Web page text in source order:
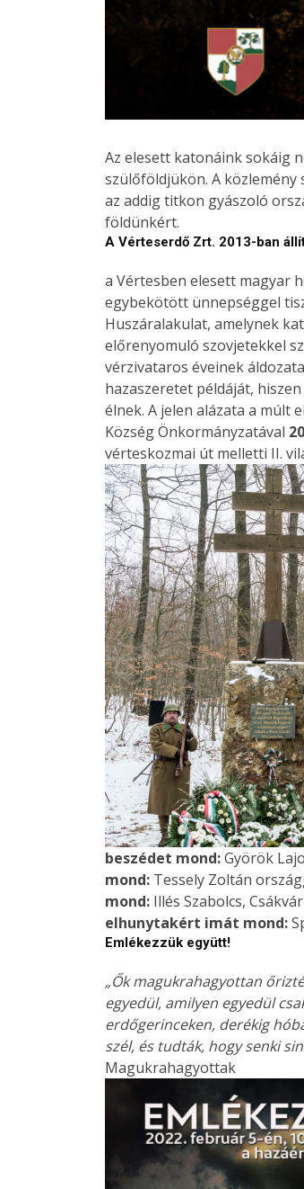
Az elesett katonáink sokáig
szülőföldjükön. A
az addig titkon gyászoló
földünkért.
A Vérteserdő Zrt. 2013-ban
a Vértesben elesett magyar
egybekötött ünnepséggel
Huszáralakulat, amelynek
előrenyomuló szovjetekkel
vérzivataros éveinek
hazaszeretet példáját,
élnek. A jelen alázata a múlt
Község Önkormányzatával
vérteskozmai út melletti II.
beszédet mond:Györök
mond: Tessely Zoltán
mond: Illés Szabolcs,
elhunytakért imát mond:
Emlékezzük együtt!
„Ők magukrahagyottan
egyedül, amilyen egyedül
erdőgerinceken, derékig
szél, és tudták, hogy senki
Magukrahagyottak